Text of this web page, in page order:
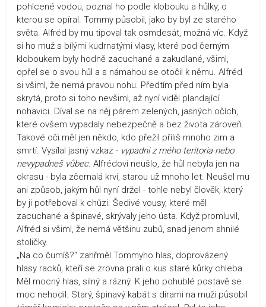
pohlcené vodou, poznal ho podle klobouku a hůlky, o
kterou se opíral. Tommy působil, jako by byl ze starého
světa. Alfréd by mu tipoval tak osmdesát, možná víc. Když
si ho muž s bílými kudrnatými vlasy, které pod černým
kloboukem byly hodně zacuchané a zakudlané, všiml,
opřel se o svou hůl a s námahou se otočil k němu. Alfréd
si všiml, že nemá pravou nohu. Předtím před ním byla
skrytá, proto si toho nevšiml, až nyní viděl plandající
nohavici. Díval se na něj párem zelených, jasných očích,
které ovšem vypadaly nebezpečně a bez života zároveň.
Takové oči měl jen někdo, kdo přežil příliš mnoho zim a
smrtí. Vysílal jasný vzkaz - vypadni z mého teritoria nebo
nevypadneš vůbec. Alfrédovi neušlo, že hůl nebyla jen na
okrasu - byla zčernalá krví, starou už mnoho let. Neušel mu
ani způsob, jakým hůl nyní držel - tohle nebyl člověk, který
by ji potřeboval k chůzi. Šedivé vousy, které měl
zacuchané a špinavé, skrývaly jeho ústa. Když promluvil,
Alfréd si všiml, že nemá většinu zubů, snad jenom shnilé
stoličky.
„Na co čumíš?“ zahřměl Tommyho hlas, doprovázený
hlasy racků, kteří se zrovna prali o kus staré kůrky chleba.
Měl mocný hlas, silný a rázný. K jeho pohublé postavě se
moc nehodil. Starý, špinavý kabát s dírami na muži působil